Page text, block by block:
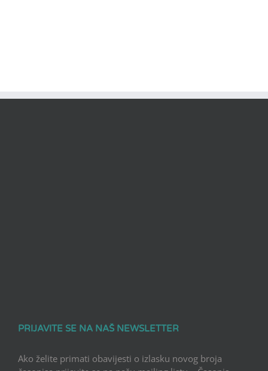
PRIJAVITE SE NA NAŠ NEWSLETTER
Ako želite primati obavijesti o izlasku novog broja